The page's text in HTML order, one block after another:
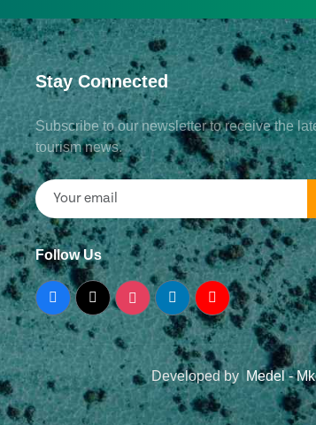
Stay Connected
Subscribe to our newsletter to receive the
tourism news.
Follow Us
Developed by Medel -